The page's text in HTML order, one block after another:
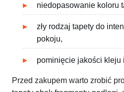
niedopasowanie koloru
zły rodzaj tapety do
pokoju,
pominięcie jakości kleju
Przed zakupem warto zrobić